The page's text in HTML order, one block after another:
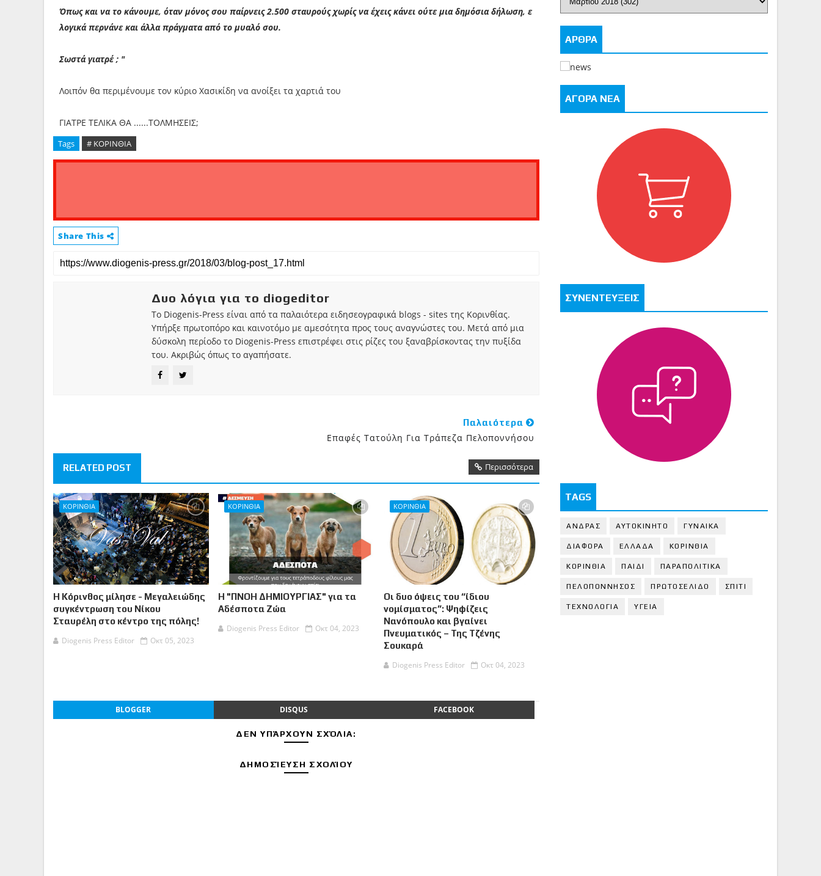
Όπως και να το κάνουμε, όταν μόνος σου παίρνεις 2.500 σταυρούς χωρίς να έχεις κάνει ούτε μια δημόσια δήλωση, ε
λογικά περνάνε και άλλα πράγματα από το μυαλό σου.
Σωστά γιατρέ ; "
Λοιπόν θα περιμένουμε τον κύριο Χασικίδη να ανοίξει τα χαρτιά του
ΓΙΑΤΡΕ ΤΕΛΙΚΑ ΘΑ ......ΤΟΛΜΗΣΕΙΣ;
Tags # ΚΟΡΙΝΘΙΑ
Share This
Δυο λόγια για το diogeditor
Το Diogenis-Press είναι από τα παλαιότερα ειδησεογραφικά blogs - sites της Κορινθίας.
Υπήρξε πρωτοπόρο και καινοτόμο με αμεσότητα προς τους αναγνώστες του. Μετά από μια
δύσκολη περίοδο το Diogenis-Press επιστρέφει στις ρίζες του ξαναβρίσκοντας την πυξίδα
του. Ακριβώς όπως το αγαπήσατε.
Παλαιότερα
Επαφές Τατούλη Για Τράπεζα Πελοποννήσου
RELATED POST Περισσότερα
ΚΟΡΙΝΘΙΑ
Η Κόρινθος μίλησε - Μεγαλειώδης
συγκέντρωση του Νίκου
Σταυρέλη στο κέντρο της πόλης!
Diogenis Press Editor
Οκτ 05, 2023
ΚΟΡΙΝΘΙΑ
Η "ΠΝΟΗ ΔΗΜΙΟΥΡΓΙΑΣ" για τα
Αδέσποτα Ζώα
Diogenis Press Editor
Οκτ 04, 2023
ΚΟΡΙΝΘΙΑ
Οι δυο όψεις του “ίδιου
νομίσματος”: Ψηφίζεις
Νανόπουλο και βγαίνει
Πνευματικός – Της Τζένης
Σουκαρά
Diogenis Press Editor
Οκτ 04, 2023
BLOGGER DISQUS FACEBOOK
ΔΕΝ ΥΠΆΡΧΟΥΝ ΣΧΌΛΙΑ:
ΔΗΜΟΣΊΕΥΣΗ ΣΧΟΛΊΟΥ
ΑΡΘΡΑ
ΑΓΟΡΑ ΝΕΑ
ΣΥΝΕΝΤΕΥΞΕΙΣ
TAGS
ΑΝΔΡΑΣ ΑΥΤΟΚΙΝΗΤΟ ΓΥΝΑΙΚΑ
ΔΙΑΦΟΡΑ ΕΛΛΑΔΑ ΚΟΡΙΝΘΙΑ
ΚΟΡΙΝΘΙA ΠΑΙΔΙ ΠΑΡΑΠΟΛΙΤΙΚΑ
ΠΕΛΟΠΟΝΝΗΣΟΣ ΠΡΩΤΟΣΕΛΙΔΟ ΣΠΙΤΙ
ΤΕΧΝΟΛΟΓΙΑ ΥΓΕΙΑ